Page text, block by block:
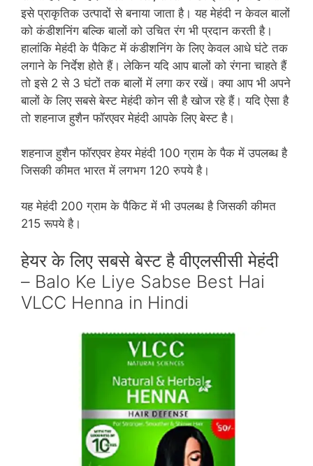
इसे प्राकृतिक उत्‍पादों से बनाया जाता है। यह मेहंदी न केवल बालों
को कंडीशनिंग बल्कि बालों को उचित रंग भी प्रदान करती है।
हालांकि मेहंदी के पैकिट में कंडीशनिंग के लिए केवल आधे घंटे तक
लगाने के निर्देश होते हैं। लेकिन यदि आप बालों को रंगना चाहते हैं
तो इसे 2 से 3 घंटों तक बालों में लगा कर रखें। क्‍या आप भी अपने
बालों के लिए सबसे बेस्‍ट मेहंदी कोन सी है खोज रहे हैं। यदि ऐसा है
तो शहनाज हुशैन फॉरएवर मेहंदी आपके लिए बेस्‍ट है।
शहनाज हुशैन फॉरएवर हेयर मेहंदी 100 ग्राम के पैक में उपलब्‍ध है
जिसकी कीमत भारत में लगभग 120 रुपये है।
यह मेहंदी 200 ग्राम के पैकिट में भी उपलब्‍ध है जिसकी कीमत
215 रूपये है।
हेयर के लिए सबसे बेस्‍ट है वीएलसीसी मेहंदी
– Balo Ke Liye Sabse Best Hai
VLCC Henna in Hindi